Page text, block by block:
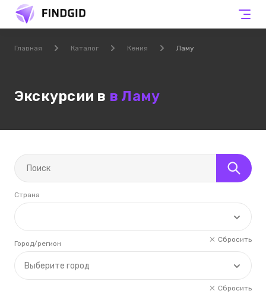
Главная Каталог Кения Ламу
Экскурсии в в Ламу
Страна
Сбросить
Выберите город
Город/регион
Сбросить